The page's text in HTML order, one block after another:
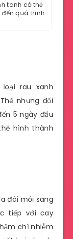
tanh có thể
quá trình
rau xanh
nhưng đối
5 ngày đầu
hình thành
đôi môi sang
tiếp với cay
chí nhiễm